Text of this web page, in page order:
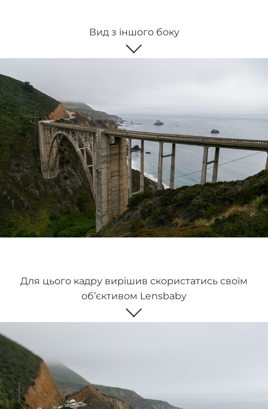
Вид з іншого боку
Для цього кадру вирішив скористатись своїм
об’єктивом Lensbaby